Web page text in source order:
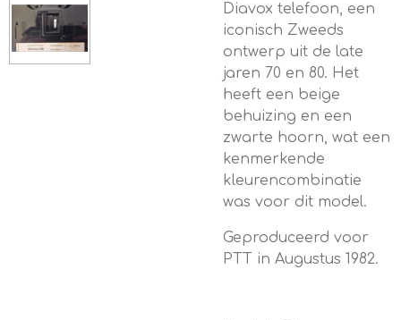
Diavox telefoon, een
iconisch Zweeds
ontwerp uit de late
jaren 70 en 80. Het
heeft een beige
behuizing en een
zwarte hoorn, wat een
kenmerkende
kleurencombinatie
was voor dit model.
Geproduceerd voor
PTT in Augustus 1982.